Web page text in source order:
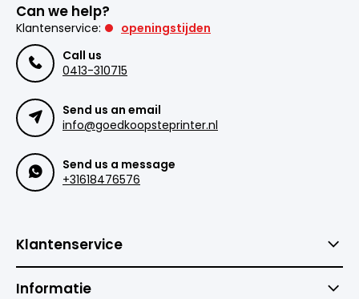
Can we help?
Klantenservice:
openingstijden
Call us
0413-310715
Send us an email
info@goedkoopsteprinter.nl
Send us a message
+31618476576
Klantenservice
Informatie